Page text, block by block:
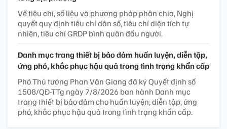
Về tiêu chí, số liệu và phương pháp phân chia, Nghị
quyết quy định tiêu chí dân số, tiêu chí diện tích tự
nhiên, tiêu chí GRDP bình quân đầu người.
Danh mục trang thiết bị bảo đảm huấn luyện, diễn tập,
ứng phó, khắc phục hậu quả trong tình trạng khẩn cấp
Phó Thủ tướng Phan Văn Giang đã ký Quyết định số
1508/QĐ-TTg ngày 7/8/2026 ban hành Danh mục
trang thiết bị bảo đảm cho huấn luyện, diễn tập, ứng
phó, khắc phục hậu quả trong tình trạng khẩn cấp.